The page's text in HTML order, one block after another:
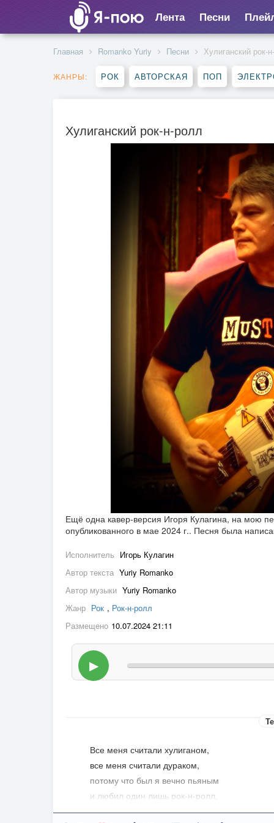
Лента Песни
Главная Romanko Yuriy Песни Хулиганский рок-
ЖАНРЫ: РОК АВТОРСКАЯ ПОП
Хулиганский рок-н-ролл
Ещё одна кавер-версия Игоря Кулагина, на мою
опубликованного в мае 2024 г.. Песня была
Исполнитель Игорь Кулагин
Автор текста Yuriy Romanko
Автор музыки Yuriy Romanko
Жанр Рок , Рок-н-ролл
Размещено 10.07.2024 21:11
▶
Все меня считали хулиганом,
все меня считали дураком,
потому что был я вечно пьяным
и любил один лишь рок-н-ролл,
всего один лишь рок-н-ролл!